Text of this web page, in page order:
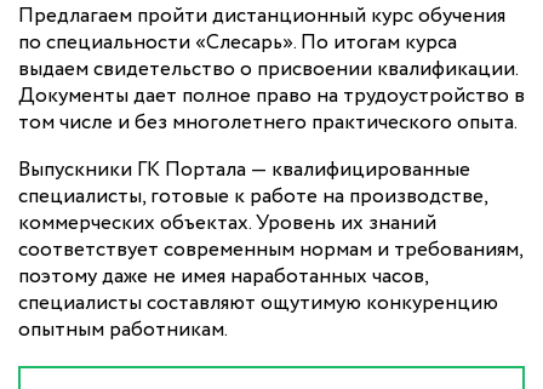
Предлагаем пройти дистанционный курс обучения
по специальности «Слесарь». По итогам курса
выдаем свидетельство о присвоении квалификации.
Документы дает полное право на трудоустройство в
том числе и без многолетнего практического опыта.
Выпускники ГК Портала — квалифицированные
специалисты, готовые к работе на производстве,
коммерческих объектах. Уровень их знаний
соответствует современным нормам и требованиям,
поэтому даже не имея наработанных часов,
специалисты составляют ощутимую конкуренцию
опытным работникам.